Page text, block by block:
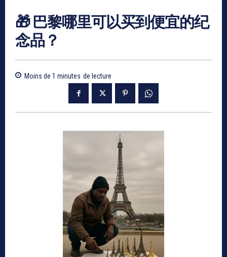
🎁 巴黎哪里可以买到便宜的纪
念品？
Moins de 1 minutes de lecture